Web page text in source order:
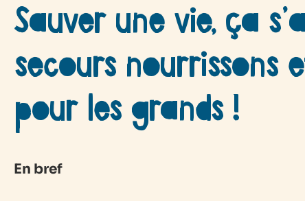
Sauver une vie, ça
secours
pour les grands !
En bref